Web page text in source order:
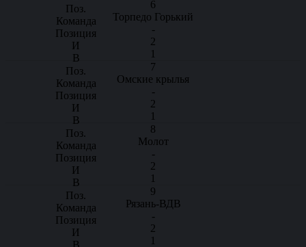
6
Торпедо Горький
-
2
1
7
Омские крылья
-
2
1
8
Молот
-
2
1
9
Рязань-ВДВ
-
2
1